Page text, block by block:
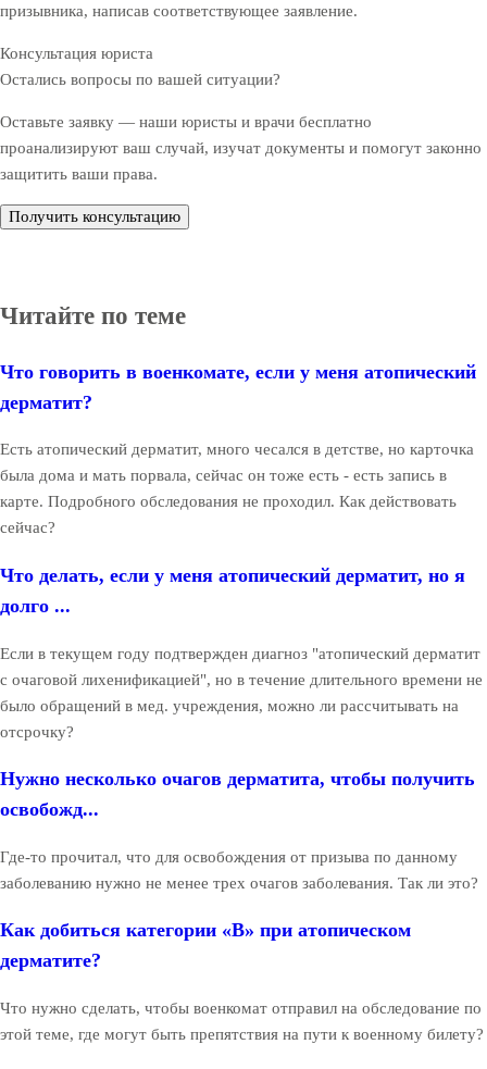
призывника, написав соответствующее заявление.
Консультация юриста
Остались вопросы по вашей ситуации?
Оставьте заявку — наши юристы и врачи бесплатно
проанализируют ваш случай, изучат документы и помогут законно
защитить ваши права.
Получить консультацию
Читайте по теме
Что говорить в военкомате, если у меня атопический
дерматит?
Есть атопический дерматит, много чесался в детстве, но карточка
была дома и мать порвала, сейчас он тоже есть - есть запись в
карте. Подробного обследования не проходил. Как действовать
сейчас?
Что делать, если у меня атопический дерматит, но я
долго ...
Если в текущем году подтвержден диагноз "атопический дерматит
с очаговой лихенификацией", но в течение длительного времени не
было обращений в мед. учреждения, можно ли рассчитывать на
отсрочку?
Нужно несколько очагов дерматита, чтобы получить
освобожд...
Где-то прочитал, что для освобождения от призыва по данному
заболеванию нужно не менее трех очагов заболевания. Так ли это?
Как добиться категории «В» при атопическом
дерматите?
Что нужно сделать, чтобы военкомат отправил на обследование по
этой теме, где могут быть препятствия на пути к военному билету?